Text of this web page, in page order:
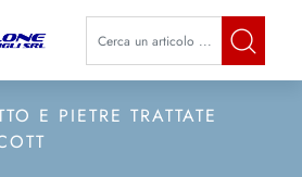
La modifica di un filtro
E PIETRE TRATTATE